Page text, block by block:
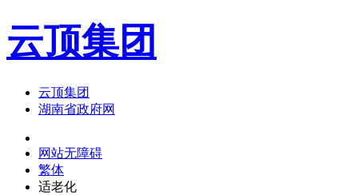
云顶集团
云顶集团
湖南省政府网
网站无障碍
繁体
适老化